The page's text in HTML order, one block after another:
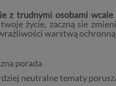
z trudnymi osobami
życie, zaczną sie
warstwą
porada
neutralne tematy
to